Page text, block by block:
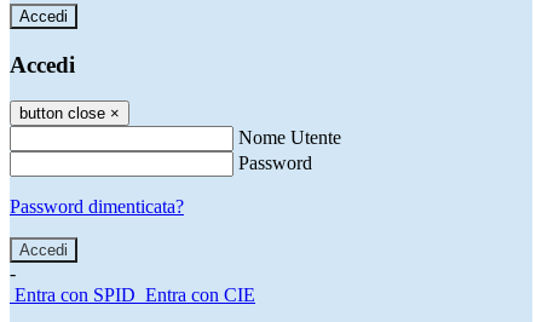
Accedi
Accedi
button close ×
Nome Utente
Password
Password dimenticata?
-
Entra con SPID Entra con CIE